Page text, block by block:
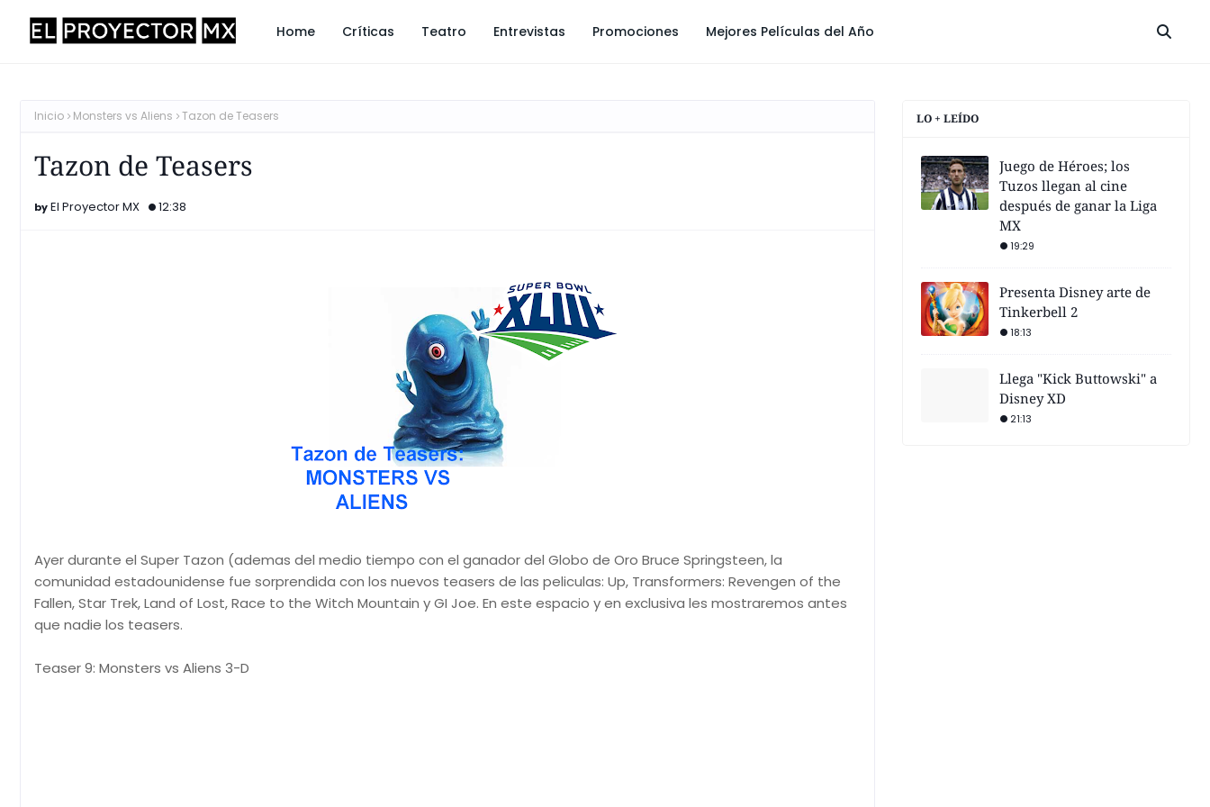
Home Críticas Teatro Entrevistas Promociones Mejores Películas del Año
Inicio Monsters vs Aliens Tazon de Teasers
Tazon de Teasers
El Proyector MX 12:38
Ayer durante el Super Tazon (ademas del medio tiempo con el ganador del Globo de Oro Bruce Springsteen, la
comunidad estadounidense fue sorprendida con los nuevos teasers de las peliculas: Up, Transformers: Revengen of the
Fallen, Star Trek, Land of Lost, Race to the Witch Mountain y GI Joe. En este espacio y en exclusiva les mostraremos antes
que nadie los teasers.
Teaser 9: Monsters vs Aliens 3-D
LO + LEÍDO
Juego de Héroes; los
Tuzos llegan al cine
después de ganar la Liga
MX
19:29
Presenta Disney arte de
Tinkerbell 2
18:13
Llega "Kick Buttowski" a
Disney XD
21:13